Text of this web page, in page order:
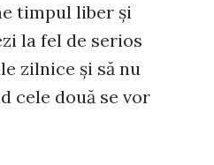
timpul liber şi
la fel de serios
zilnice şi să nu
cele două se vor